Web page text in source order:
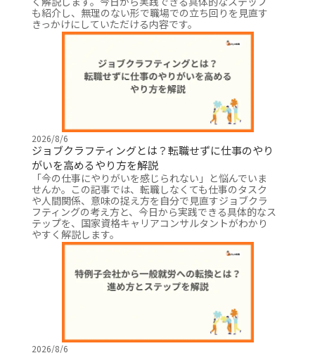
も紹介し、無理のない形で職場での立ち回りを見直す
きっかけにしていただける内容です。
2026/8/6
ジョブクラフティングとは？転職せずに仕事のやり
がいを高めるやり方を解説
「今の仕事にやりがいを感じられない」と悩んでいま
せんか。この記事では、転職しなくても仕事のタスク
や人間関係、意味の捉え方を自分で見直すジョブクラ
フティングの考え方と、今日から実践できる具体的なス
テップを、国家資格キャリアコンサルタントがわかり
やすく解説します。
2026/8/6